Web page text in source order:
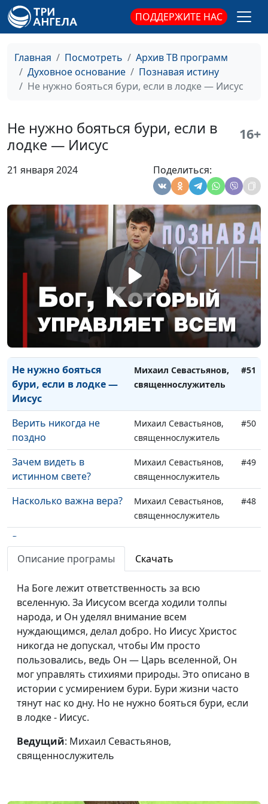
ПОДДЕРЖИТЕ НАС
Главная Посмотреть
Архив ТВ программ
Духовное основание
Познавая истину
Не нужно бояться бури, если в лодке — Иисус
Не нужно бояться бури, если в
лодке — Иисус
16+
21 января 2024 Поделиться:
Сотворение мира.
Ненаучный трактат
Михаил Севастьянов,
священнослужитель
#60
Сотворение мира или
эволюция?
Михаил Севастьянов,
священнослужитель
Что оскверняет
человека
Михаил Севастьянов,
#57
Предназначение:
Михаил Севастьянов,
священнослужитель
#56
На горе Преображения
Михаил Севастьянов,
священнослужитель
#55
На пути к
совершенству
Михаил Севастьянов,
священнослужитель
#54
Пасха — Христос,
закланный за нас
Михаил Севастьянов,
священнослужитель
Мы — дети, мы — не
боги
Михаил Севастьянов,
священнослужитель
Не нужно бояться
бури, если в лодке —
Иисус
Михаил Севастьянов,
священнослужитель
#51
Верить никогда не
поздно
Михаил Севастьянов,
священнослужитель
#50
Зачем видеть в
истинном свете?
Михаил Севастьянов,
священнослужитель
#49
Насколько важна вера?
Михаил Севастьянов,
священнослужитель
#48
Рождество и поиск
счастья
священнослужитель
влиться в церковь
священнослужитель
Называйся
христианином. Будь
христианином
Михаил Севастьянов,
священнослужитель
Ценность человека:
кого слушать?
Михаил Севастьянов,
священнослужитель
#44
Когда можно все
исправить
Михаил Севастьянов,
#43
Как увидеть Бога?
Михаил Севастьянов,
супружеские
священнослужитель
Описание програмы Скачать
На Боге лежит ответственность за всю
вселенную. За Иисусом всегда ходили толпы
народа, и Он уделял внимание всем
нуждающимся, делал добро. Но Иисус Христос
никогда не допускал, чтобы Им просто
пользовались, ведь Он — Царь вселенной, Он
мог управлять стихиями природы. Это описано в
истории с усмирением бури. Бури жизни часто
тянут нас ко дну. Но не нужно бояться бури, если
в лодке - Иисус.
Ведущий: Михаил Севастьянов,
священнослужитель